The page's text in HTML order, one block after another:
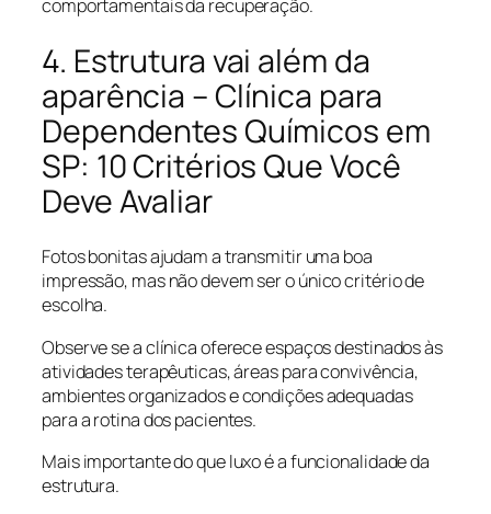
comportamentais da recuperação.
4. Estrutura vai além da
aparência – Clínica para
Dependentes Químicos em
SP: 10 Critérios Que Você
Deve Avaliar
Fotos bonitas ajudam a transmitir uma boa
impressão, mas não devem ser o único critério de
escolha.
Observe se a clínica oferece espaços destinados às
atividades terapêuticas, áreas para convivência,
ambientes organizados e condições adequadas
para a rotina dos pacientes.
Mais importante do que luxo é a funcionalidade da
estrutura.